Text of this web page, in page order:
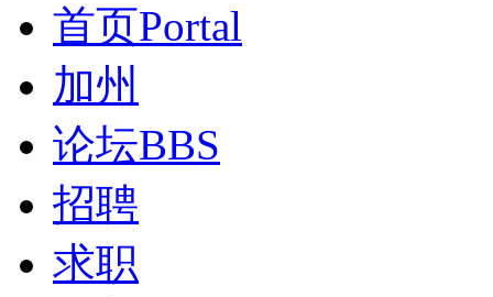
首页Portal
加州
论坛BBS
招聘
求职